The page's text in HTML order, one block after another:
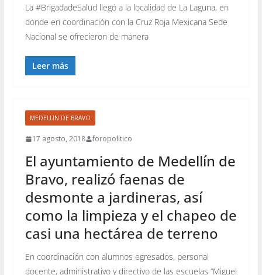
La #BrigadadeSalud llegó a la localidad de La Laguna, en
donde en coordinación con la Cruz Roja Mexicana Sede
Nacional se ofrecieron de manera
Leer más
MEDELLIN DE BRAVO
17 agosto, 2018 foropolitico
El ayuntamiento de Medellín de
Bravo, realizó faenas de
desmonte a jardineras, así
como la limpieza y el chapeo de
casi una hectárea de terreno
En coordinación con alumnos egresados, personal
docente, administrativo y directivo de las escuelas “Miguel